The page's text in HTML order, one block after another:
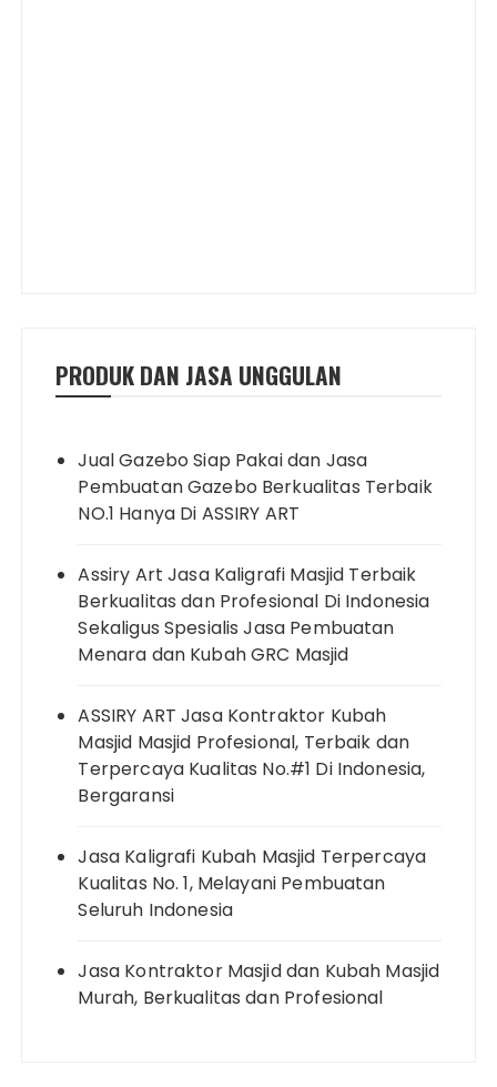
PRODUK DAN JASA UNGGULAN
Jual Gazebo Siap Pakai dan Jasa
Pembuatan Gazebo Berkualitas Terbaik
NO.1 Hanya Di ASSIRY ART
Assiry Art Jasa Kaligrafi Masjid Terbaik
Berkualitas dan Profesional Di Indonesia
Sekaligus Spesialis Jasa Pembuatan
Menara dan Kubah GRC Masjid
ASSIRY ART Jasa Kontraktor Kubah
Masjid Masjid Profesional, Terbaik dan
Terpercaya Kualitas No.#1 Di Indonesia,
Bergaransi
Jasa Kaligrafi Kubah Masjid Terpercaya
Kualitas No. 1, Melayani Pembuatan
Seluruh Indonesia
Jasa Kontraktor Masjid dan Kubah Masjid
Murah, Berkualitas dan Profesional